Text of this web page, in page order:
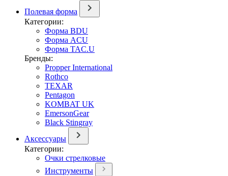
Полевая форма
Категории:
Форма BDU
Форма ACU
Форма TAC.U
Бренды:
Propper International
Rothco
TEXAR
Pentagon
KOMBAT UK
EmersonGear
Black Stingray
Аксессуары
Категории:
Очки стрелковые
Инструменты